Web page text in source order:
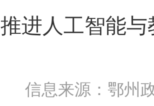
推进人工智能
信息来源：鄂州